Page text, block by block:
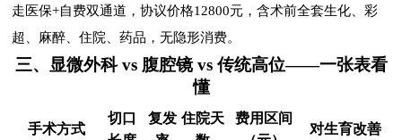
走医保+自费双通道，协议价格12800元，含术前全套生化、彩
超、麻醉、住院、药品，无隐形消费。
三、显微外科 vs 腹腔镜 vs 传统高位——一张表看
懂
手术方式
切口
复发 住院天
费用区间
对生育改善